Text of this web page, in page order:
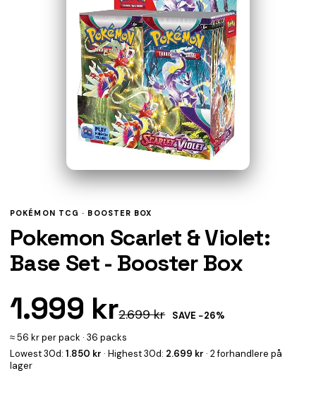
POKÉMON TCG · BOOSTER BOX
Pokemon Scarlet & Violet:
Base Set - Booster Box
1.999 kr2.699 kr
SAVE −26%
≈ 56 kr per pack · 36 packs
Lowest 30d: 1.850 kr · Highest 30d: 2.699 kr · 2 forhandlere på
lager